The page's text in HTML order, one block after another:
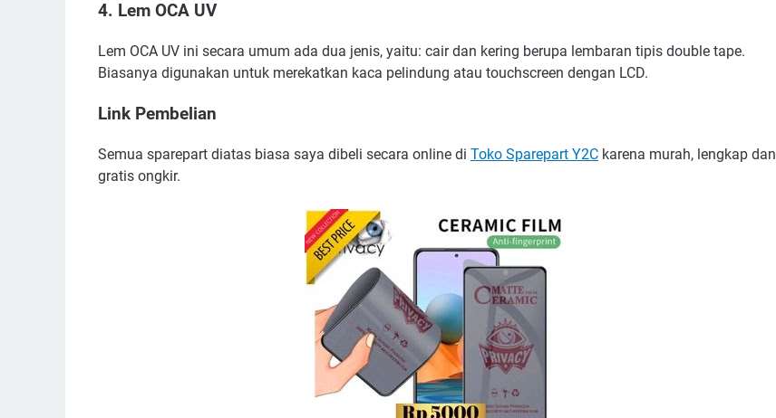
4. Lem OCA UV
Lem OCA UV ini secara umum ada dua jenis, yaitu: cair dan kering berupa lembaran tipis double tape.
Biasanya digunakan untuk merekatkan kaca pelindung atau touchscreen dengan LCD.
Link Pembelian
Semua sparepart diatas biasa saya dibeli secara online di Toko Sparepart Y2C karena murah, lengkap dan
gratis ongkir.